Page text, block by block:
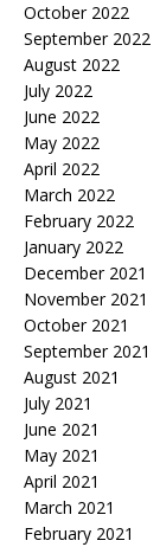
October 2022
September 2022
August 2022
July 2022
June 2022
May 2022
April 2022
March 2022
February 2022
January 2022
December 2021
November 2021
October 2021
September 2021
August 2021
July 2021
June 2021
May 2021
April 2021
March 2021
February 2021